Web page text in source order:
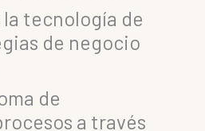
tecnología de
de negocio
de
a través